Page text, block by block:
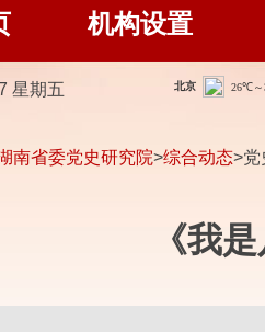
机构设置
星期五
南省委党史研究院>综合动态>党
《我